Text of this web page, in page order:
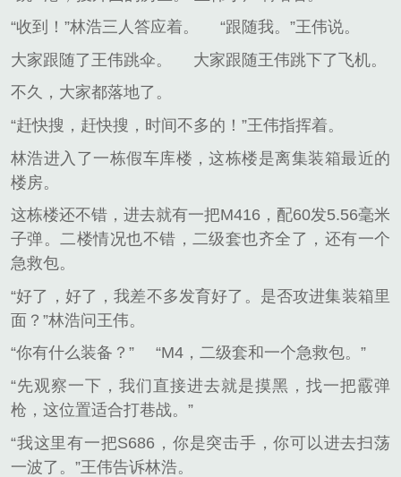
“收到！”林浩三人答应着。
“跟随我。”王伟说。
大家跟随了王伟跳伞。
大家跟随王伟跳下了飞机。
不久，大家都落地了。
“赶快搜，赶快搜，时间不多的！”王伟指挥着。
林浩进入了一栋假车库楼，这栋楼是离集装箱最近的
楼房。
这栋楼还不错，进去就有一把M416，配60发5.56毫米
子弹。二楼情况也不错，二级套也齐全了，还有一个
急救包。
“好了，好了，我差不多发育好了。是否攻进集装箱里
面？”林浩问王伟。
“你有什么装备？”
“M4，二级套和一个急救包。”
“先观察一下，我们直接进去就是摸黑，找一把霰弹
枪，这位置适合打巷战。”
“我这里有一把S686，你是突击手，你可以进去扫荡
一波了。”王伟告诉林浩。